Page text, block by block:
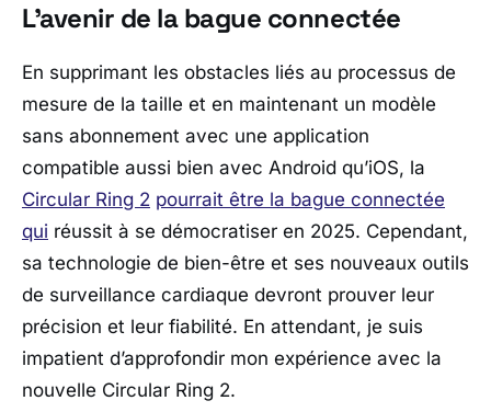
L’avenir de la bague connectée
En supprimant les obstacles liés au processus de
mesure de la taille et en maintenant un modèle
sans abonnement avec une application
compatible aussi bien avec Android qu’iOS, la
Circular Ring 2 pourrait être la bague connectée
qui réussit à se démocratiser en 2025. Cependant,
sa technologie de bien-être et ses nouveaux outils
de surveillance cardiaque devront prouver leur
précision et leur fiabilité. En attendant, je suis
impatient d’approfondir mon expérience avec la
nouvelle Circular Ring 2.